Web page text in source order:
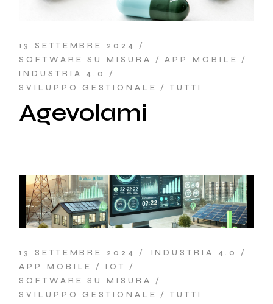
13 SETTEMBRE 2024
SOFTWARE SU MISURA
APP MOBILE
INDUSTRIA 4.0
SVILUPPO GESTIONALE
TUTTI
Agevolami
13 SETTEMBRE 2024
INDUSTRIA 4.0
APP MOBILE
IOT
SOFTWARE SU MISURA
SVILUPPO GESTIONALE
TUTTI